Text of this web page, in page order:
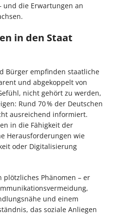
die Erwartungen an
in den Staat
Bürger empfinden staatliche
und abgekoppelt von
nicht gehört zu werden,
Rund 70 % der Deutschen
ausreichend informiert.
in die Fähigkeit der
Herausforderungen wie
oder Digitalisierung
Phänomen – er
und einem
das soziale Anliegen